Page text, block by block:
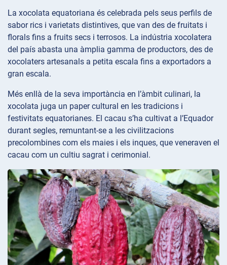
La xocolata equatoriana és celebrada pels seus perfils de
sabor rics i varietats distintives, que van des de fruitats i
florals fins a fruits secs i terrosos. La indústria xocolatera
del país abasta una àmplia gamma de productors, des de
xocolaters artesanals a petita escala fins a exportadors a
gran escala.
Més enllà de la seva importància en l’àmbit culinari, la
xocolata juga un paper cultural en les tradicions i
festivitats equatorianes. El cacau s’ha cultivat a l’Equador
durant segles, remuntant-se a les civilitzacions
precolombines com els maies i els inques, que veneraven el
cacau com un cultiu sagrat i cerimonial.